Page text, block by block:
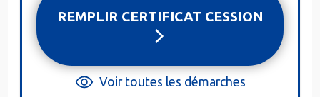
REMPLIR CERTIFICAT CESSION
Voir toutes les démarches